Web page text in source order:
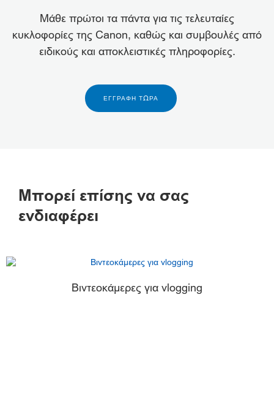
Μάθε πρώτοι τα πάντα για τις τελευταίες
κυκλοφορίες της Canon, καθώς και συμβουλές από
ειδικούς και αποκλειστικές πληροφορίες.
ΕΓΓΡΑΦΉ ΤΏΡΑ
Μπορεί επίσης να σας
ενδιαφέρει
Βιντεοκάμερες για vlogging